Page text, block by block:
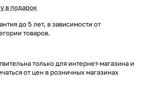
в подарок
до 5 лет, в зависимости от
товаров.
только для интернет-магазина и
от цен в розничных магазинах